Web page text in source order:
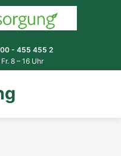
- 455 455 2
8 – 16 Uhr